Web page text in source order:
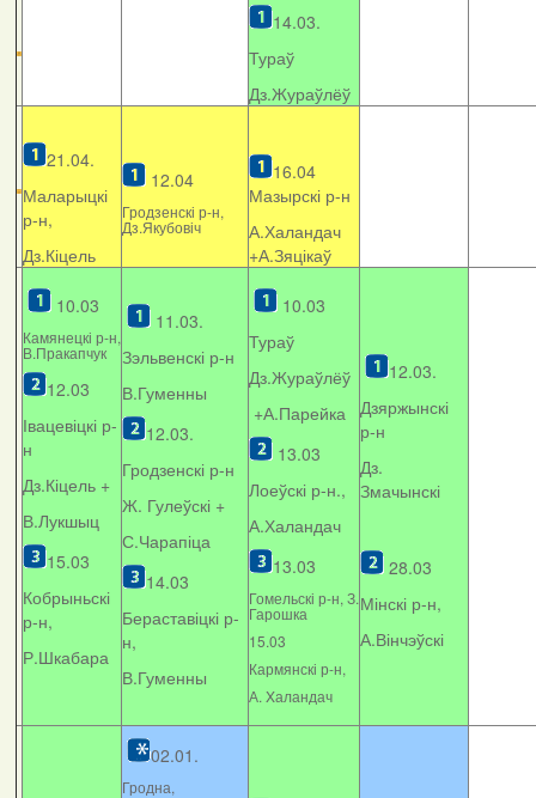
14.03.
Тураў
Дз.Жураўлёў
21.04.
Маларыцкі
р-н,
Дз.Кіцель
12.04
Гродзенскі р-н,
Дз.Якубовіч
16.04
Мазырскі р-н
А.Халандач
+А.Зяцікаў
10.03
Камянецкі р-н,
В.Пракапчук
12.03
Івацевіцкі р-
н
Дз.Кіцель +
В.Лукшыц
15.03
Кобрыньскі
р-н,
Р.Шкабара
11.03.
Зэльвенскі р-н
В.Гуменны
12.03.
Гродзенскі р-н
Ж. Гулеўскі +
С.Чарапіца
14.03
Бераставіцкі р-
н,
В.Гуменны
10.03
Тураў
Дз.Жураўлёў
+А.Парейка
13.03
Лоеўскі р-н.,
А.Халандач
13.03
Гомельскі р-н, З.
Гарошка
15.03
Кармянскі р-н,
А. Xаландач
12.03.
Дзяржынскі
р-н
Дз.
Змачынскі
28.03
Мінскі р-н,
А.Вінчэўскі
02.01.
Гродна,